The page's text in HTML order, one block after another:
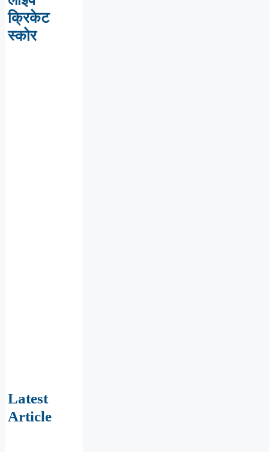
क्रिकेट
स्कोर
Latest
Article